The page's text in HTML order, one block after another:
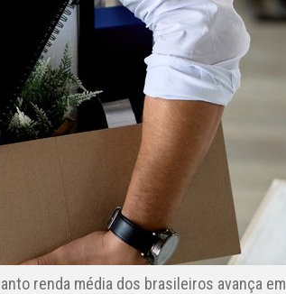
renda média dos brasileiros avança em